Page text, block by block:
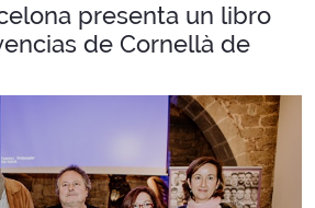
presenta un libro
de Cornellà de